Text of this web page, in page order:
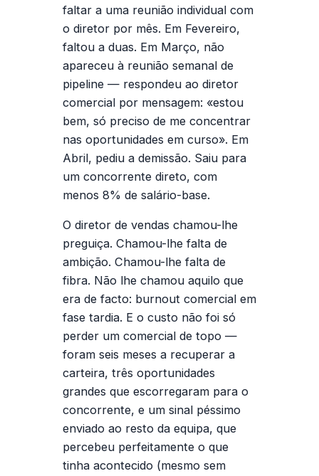
faltar a uma reunião individual com
o diretor por mês. Em Fevereiro,
faltou a duas. Em Março, não
apareceu à reunião semanal de
pipeline — respondeu ao diretor
comercial por mensagem: «estou
bem, só preciso de me concentrar
nas oportunidades em curso». Em
Abril, pediu a demissão. Saiu para
um concorrente direto, com
menos 8% de salário-base.
O diretor de vendas chamou-lhe
preguiça. Chamou-lhe falta de
ambição. Chamou-lhe falta de
fibra. Não lhe chamou aquilo que
era de facto: burnout comercial em
fase tardia. E o custo não foi só
perder um comercial de topo —
foram seis meses a recuperar a
carteira, três oportunidades
grandes que escorregaram para o
concorrente, e um sinal péssimo
enviado ao resto da equipa, que
percebeu perfeitamente o que
tinha acontecido (mesmo sem